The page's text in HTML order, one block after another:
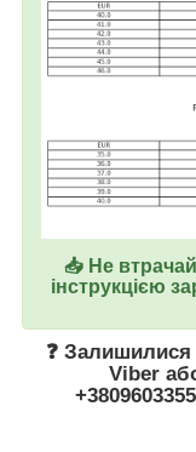
📥 Не
інструкцією
❓
Viber